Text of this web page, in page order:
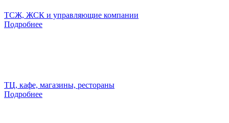
ТСЖ, ЖСК и управляющие компании
Подробнее
ТЦ, кафе, магазины, рестораны
Подробнее